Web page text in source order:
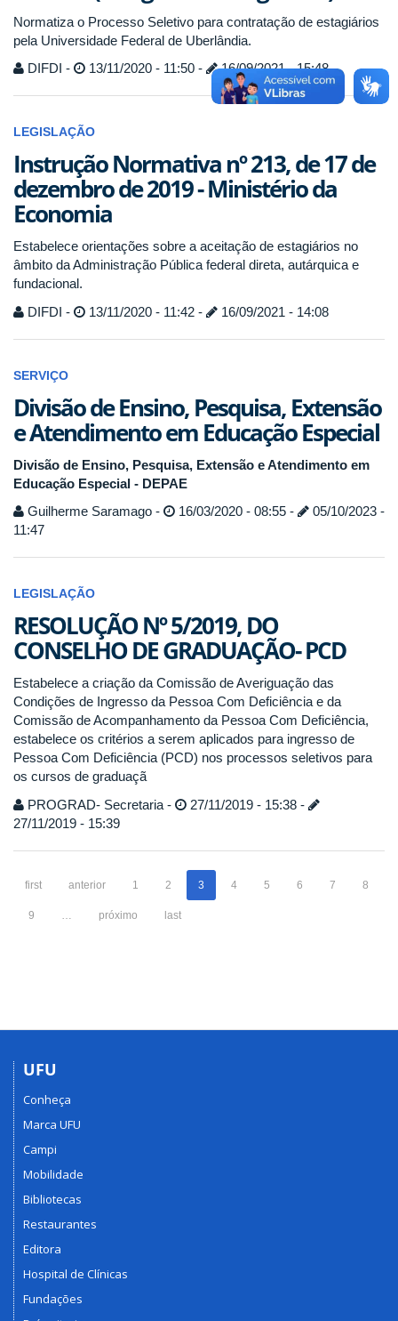
Normatiza o Processo Seletivo para contratação de estagiários
pela Universidade Federal de Uberlândia.
DIFDI -
13/11/2020 - 11:50 - 16/09/2021 - 15:48
LEGISLAÇÃO
Instrução Normativa nº 213, de 17 de
dezembro de 2019 - Ministério da
Economia
Estabelece orientações sobre a aceitação de estagiários no
âmbito da Administração Pública federal direta, autárquica e
fundacional.
DIFDI -
13/11/2020 - 11:42 - 16/09/2021 - 14:08
SERVIÇO
Divisão de Ensino, Pesquisa, Extensão
e Atendimento em Educação Especial
Divisão de Ensino, Pesquisa, Extensão e Atendimento em
Educação Especial - DEPAE
Guilherme Saramago -
16/03/2020 - 08:55 -
05/10/2023 -
11:47
LEGISLAÇÃO
RESOLUÇÃO Nº 5/2019, DO
CONSELHO DE GRADUAÇÃO- PCD
Estabelece a criação da Comissão de Averiguação das
Condições de Ingresso da Pessoa Com Deficiência e da
Comissão de Acompanhamento da Pessoa Com Deficiência,
estabelece os critérios a serem aplicados para ingresso de
Pessoa Com Deficiência (PCD) nos processos seletivos para
os cursos de graduaçã
PROGRAD- Secretaria -
27/11/2019 - 15:38 -
27/11/2019 - 15:39
first anterior 1 2 3 4 5 6 7 8
9 próximo last
UFU
Conheça
Marca UFU
Campi
Mobilidade
Bibliotecas
Restaurantes
Editora
Hospital de Clínicas
Fundações